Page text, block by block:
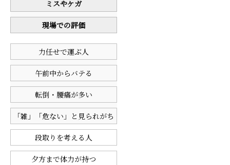
ミスやケガ
現場での評価
力任せで運ぶ人
午前中からバテる
転倒・腰痛が多い
「雑」「危ない」と見られがち
段取りを考える人
夕方まで体力が持つ